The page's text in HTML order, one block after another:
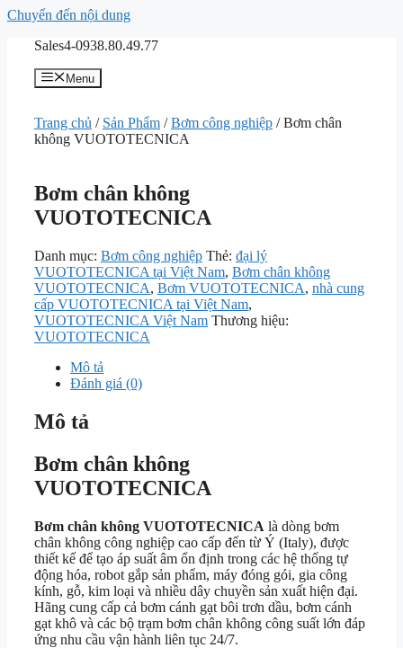
Chuyển đến nội dung
Sales4-0938.80.49.77
Menu
Trang chủ / Sản Phẩm /Bơm công nghiệp / Bơm chân
không VUOTOTECNICA
Bơm chân không
VUOTOTECNICA
Danh mục: Bơm công nghiệp Thẻ: đại lý
VUOTOTECNICA tại Việt Nam, Bơm chân không
VUOTOTECNICA, Bơm VUOTOTECNICA, nhà cung
cấp VUOTOTECNICA tại Việt Nam,
VUOTOTECNICA Việt Nam Thương hiệu:
VUOTOTECNICA
Mô tả
Đánh giá (0)
Mô tả
Bơm chân không
VUOTOTECNICA
Bơm chân không VUOTOTECNICA là dòng bơm
chân không công nghiệp cao cấp đến từ Ý (Italy), được
thiết kế để tạo áp suất âm ổn định trong các hệ thống tự
động hóa, robot gắp sản phẩm, máy đóng gói, gia công
kính, gỗ, kim loại và nhiều dây chuyền sản xuất hiện đại.
Hãng cung cấp cả bơm cánh gạt bôi trơn dầu, bơm cánh
gạt khô và các bộ trạm bơm chân không công suất lớn đáp
ứng nhu cầu vận hành liên tục 24/7.